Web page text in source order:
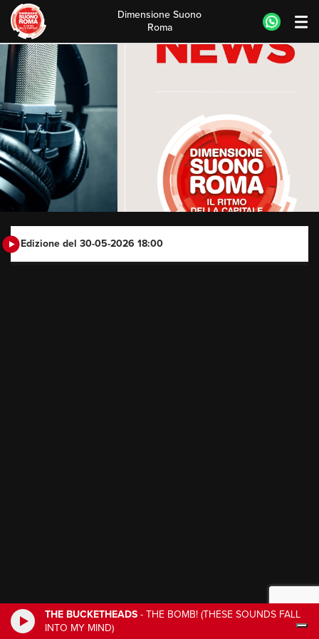
THE BUCKETHEADS - THE BOMB! (THESE SOUNDS FALL
INTO MY MIND)
Skip
to
content
Dimensione Suono
Roma
Edizione del 30-05-2026 18:00